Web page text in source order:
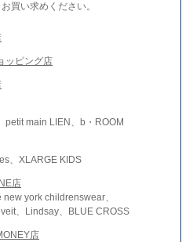
買い求めください。
ッピング店
petit main LIEN、b・ROOM
、XLARGE KIDS
店
york childrenswear、
、Lindsay、BLUE CROSS
店